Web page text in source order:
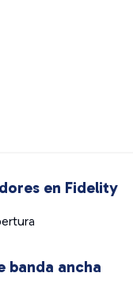
en Fidelity
banda ancha